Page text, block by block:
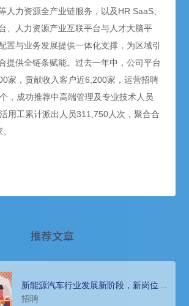
人力资源全产业链服务，以及HR SaaS、
、人力资源产业互联平台与人才大脑平
置与业务发展提供一体化支撑，为区域引
提供全链条赋能。过去一年中，公司平台
家，贡献收入客户近6,200家，运营招聘
，成功推荐中高端管理及专业技术人员
用工累计派出人员311,750人次，聚合合
推荐文章
新能源汽车行业发展新阶段，新岗位招
聘难题怎么办？猎头公司来帮忙
招聘